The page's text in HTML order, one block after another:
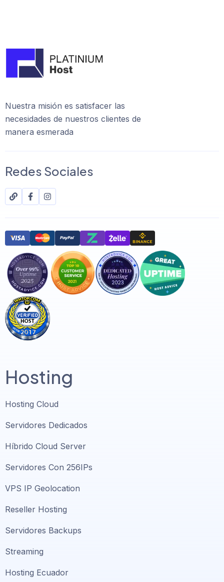
Nuestra misión es satisfacer las
necesidades de nuestros clientes de
manera esmerada
Redes Sociales
Hosting
Hosting Cloud
Servidores Dedicados
Híbrido Cloud Server
Servidores Con 256IPs
VPS IP Geolocation
Reseller Hosting
Servidores Backups
Streaming
Hosting Ecuador